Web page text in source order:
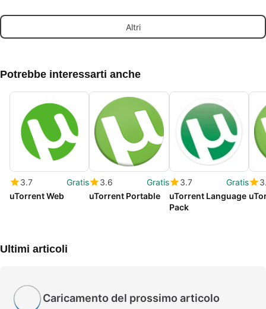
Altri
Potrebbe interessarti anche
3.7
Gratis
uTorrent Web
3.6
Gratis
uTorrent Portable
3.7
Gratis
uTorrent Language
Pack
Ultimi articoli
Caricamento del prossimo articolo